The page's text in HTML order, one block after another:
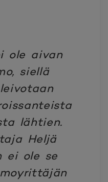
ole aivan
siellä
lähtien.
Heljä
ei ole se